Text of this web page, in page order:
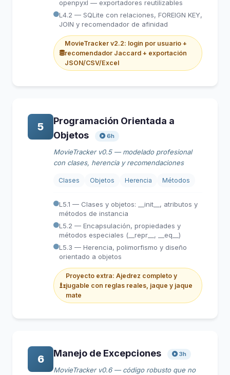
openpyxl — exportadores reutilizables
L4.2 — SQLite con relaciones, FOREIGN KEY,
JOIN y recomendador de afinidad
MovieTracker v2.2: login por usuario +
recomendador Jaccard + exportación
JSON/CSV/Excel
5
Programación Orientada a
Objetos
6h
MovieTracker v0.5 — modelado profesional
con clases, herencia y recomendaciones
Clases Objetos Herencia Métodos
L5.1 — Clases y objetos: __init__, atributos y
métodos de instancia
L5.2 — Encapsulación, propiedades y
métodos especiales (__repr__, __eq__)
L5.3 — Herencia, polimorfismo y diseño
orientado a objetos
Proyecto extra: Ajedrez completo y
jugable con reglas reales, jaque y jaque
mate
6 Manejo de Excepciones 3h
MovieTracker v0.6 — código robusto que no